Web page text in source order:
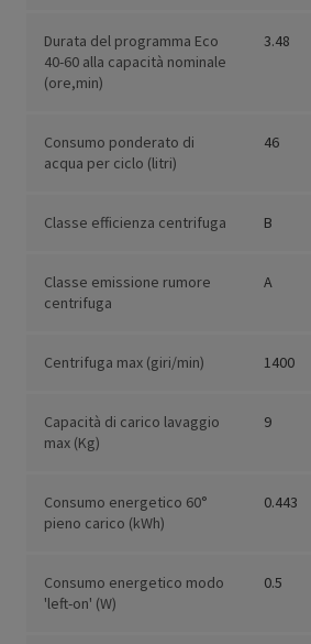
Durata del programma Eco
40-60 alla capacità nominale
(ore,min)
3.48
Consumo ponderato di
acqua per ciclo (litri)
46
Classe efficienza centrifuga B
Classe emissione rumore
centrifuga
A
Centrifuga max (giri/min) 1400
Capacità di carico lavaggio
max (Kg)
9
Consumo energetico 60°
pieno carico (kWh)
0.443
Consumo energetico modo
'left-on' (W)
0.5